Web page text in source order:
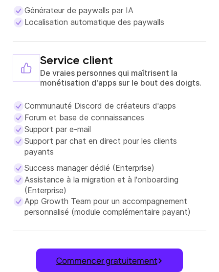
Générateur de paywalls par IA
Localisation automatique des paywalls
Service client
De vraies personnes qui maîtrisent la
monétisation d'apps sur le bout des doigts.
Communauté Discord de créateurs d'apps
Forum et base de connaissances
Support par e-mail
Support par chat en direct pour les clients
payants
Success manager dédié (Enterprise)
Assistance à la migration et à l'onboarding
(Enterprise)
App Growth Team pour un accompagnement
personnalisé (module complémentaire payant)
Commencer gratuitement